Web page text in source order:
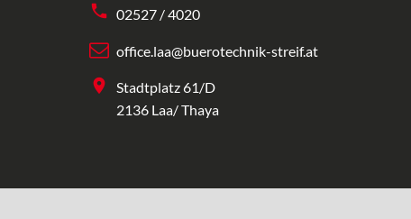
02527 / 4020
office.laa@buerotechnik-streif.at
Stadtplatz 61/D
2136 Laa/ Thaya